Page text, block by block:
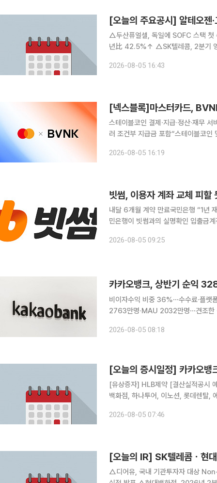
[오늘의 주요공시] 알테오젠·
△두산퓨얼셀, 독일에 SOFC 스택
년比 42.5%↑ △SK텔레콤, 2분기
산, 2분기 영업익 45억…전년比
2026-08-05 16:43
스테이블코인 결제∙지급∙정산∙재무 서비스로 확대 블록체인 기반 결제 사
러 조건부 지급금 포함“스테이블코인 및 토큰화 자산 활
시각) 글로벌 카드사 마스터카드가 스
2026-08-05 16:19
빗썸, 이용자 계좌 교체 피
내달 6개월 계약 만료국민은행 “1년 재
민은행이 빗썸과의 실명확인 입출금
금융권과 가상자산 업계에 따르면 빗
2026-08-05 09:25
카카오뱅크, 상반기 순익
비이자수익 비중 36%⋯수수료·플랫
2763만명·MAU 2032만명⋯견조한 성장세 카카오뱅크가 역대 최대 반기 실적
2026-08-05 08:18
[오늘의 증시일정] 카카오뱅
[유상증자] HLB제약 [결산실적공시
백화점, 하나투어, 이노션, 롯데렌탈,
2026-08-05 07:46
[오늘의 IR] SK텔레콤ㆍ현
△디어유, 국내 기관투자자 대상